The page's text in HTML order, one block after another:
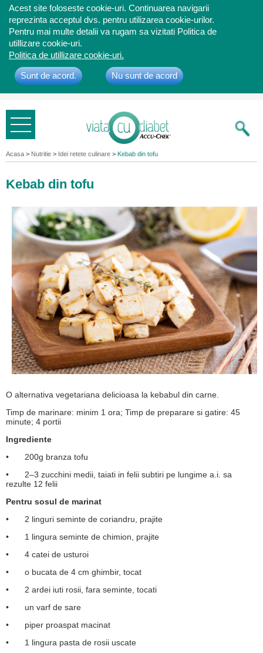
Acest site foloseste cookie-uri. Continuarea navigarii
reprezinta acceptul dvs. pentru utilizarea cookie-urilor.
Pentru mai multe detalii va rugam sa vizitati Politica de
utillizare cookie-uri.
Politica de utillizare cookie-uri.
Sunt de acord. Nu sunt de acord
Bine ati
venit
Acasa > Nutritie > Idei retete culinare > Kebab din tofu
Kebab din tofu
O alternativa vegetariana delicioasa la kebabul din carne.
Timp de marinare: minim 1 ora; Timp de preparare si gatire: 45
minute; 4 portii
Ingrediente
•
200g branza tofu
•
2–3 zucchini medii, taiati in felii subtiri pe lungime a.i. sa
rezulte 12 felii
Pentru sosul de marinat
•
2 linguri seminte de coriandru, prajite
•
1 lingura seminte de chimion, prajite
•
4 catei de usturoi
•
o bucata de 4 cm ghimbir, tocat
•
2 ardei iuti rosii, fara seminte, tocati
•
un varf de sare
•
piper proaspat macinat
•
1 lingura pasta de rosii uscate